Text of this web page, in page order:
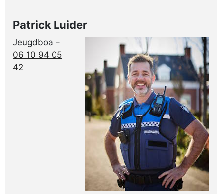
Patrick Luider
Jeugdboa –
06 10 94 05
42